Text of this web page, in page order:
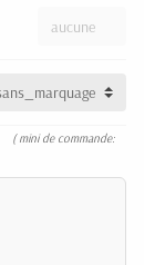
( mini de commande: